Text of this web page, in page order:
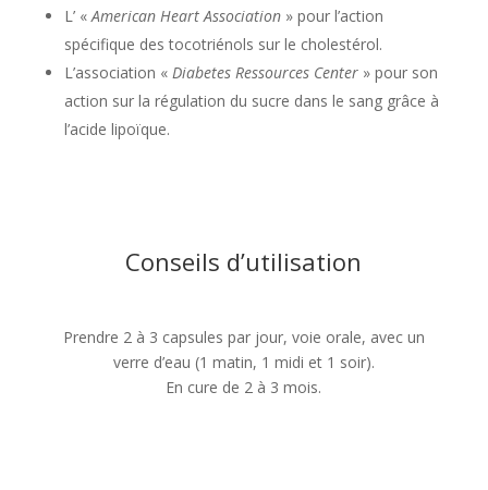
L’ «American Heart Association» pour l’action
spécifique des tocotriénols sur le cholestérol.
L’association « Diabetes Ressources Center» pour son
action sur la régulation du sucre dans le sang grâce à
l’acide lipoïque.
Conseils d’utilisation
Prendre 2 à 3 capsules par jour, voie orale, avec un
verre d’eau (1 matin, 1 midi et 1 soir).
En cure de 2 à 3 mois.